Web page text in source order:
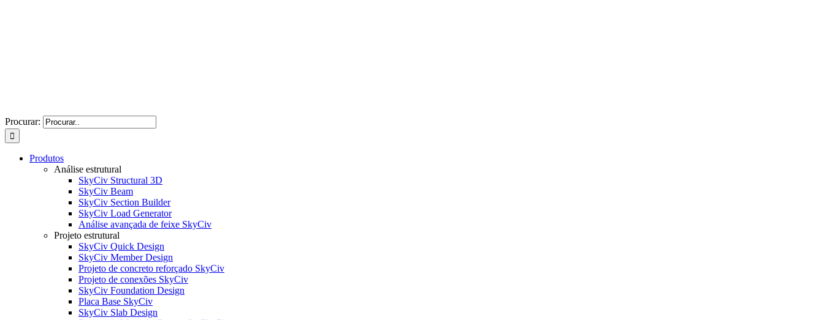
Procurar:
Produtos
Análise estrutural
SkyCiv Structural 3D
SkyCiv Beam
SkyCiv Section Builder
SkyCiv Load Generator
Análise avançada de feixe SkyCiv
Projeto estrutural
SkyCiv Quick Design
SkyCiv Member Design
Projeto de concreto reforçado SkyCiv
Projeto de conexões SkyCiv
SkyCiv Foundation Design
Placa Base SkyCiv
SkyCiv Slab Design